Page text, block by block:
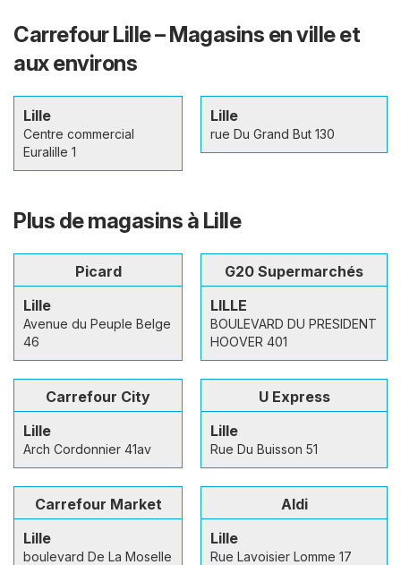
Carrefour Lille – Magasins en ville et
aux environs
Lille
Centre commercial
Euralille 1
Lille
rue Du Grand But 130
Plus de magasins à Lille
Picard
Lille
Avenue du Peuple Belge
46
G20 Supermarchés
LILLE
BOULEVARD DU PRESIDENT
HOOVER 401
Carrefour City
Lille
Arch Cordonnier 41av
U Express
Lille
Rue Du Buisson 51
Carrefour Market
Lille
boulevard De La Moselle
Aldi
Lille
Rue Lavoisier Lomme 17